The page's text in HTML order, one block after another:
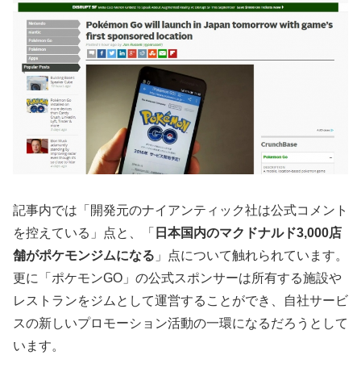
記事内では「開発元のナイアンティック社は公式コメント
を控えている」点と、「 日本国内のマクドナルド3,000店
舗がポケモンジムになる 」点について触れられています。
更に「ポケモンGO」の公式スポンサーは所有する施設や
レストランをジムとして運営することができ、自社サービ
スの新しいプロモーション活動の一環になるだろうとして
います。